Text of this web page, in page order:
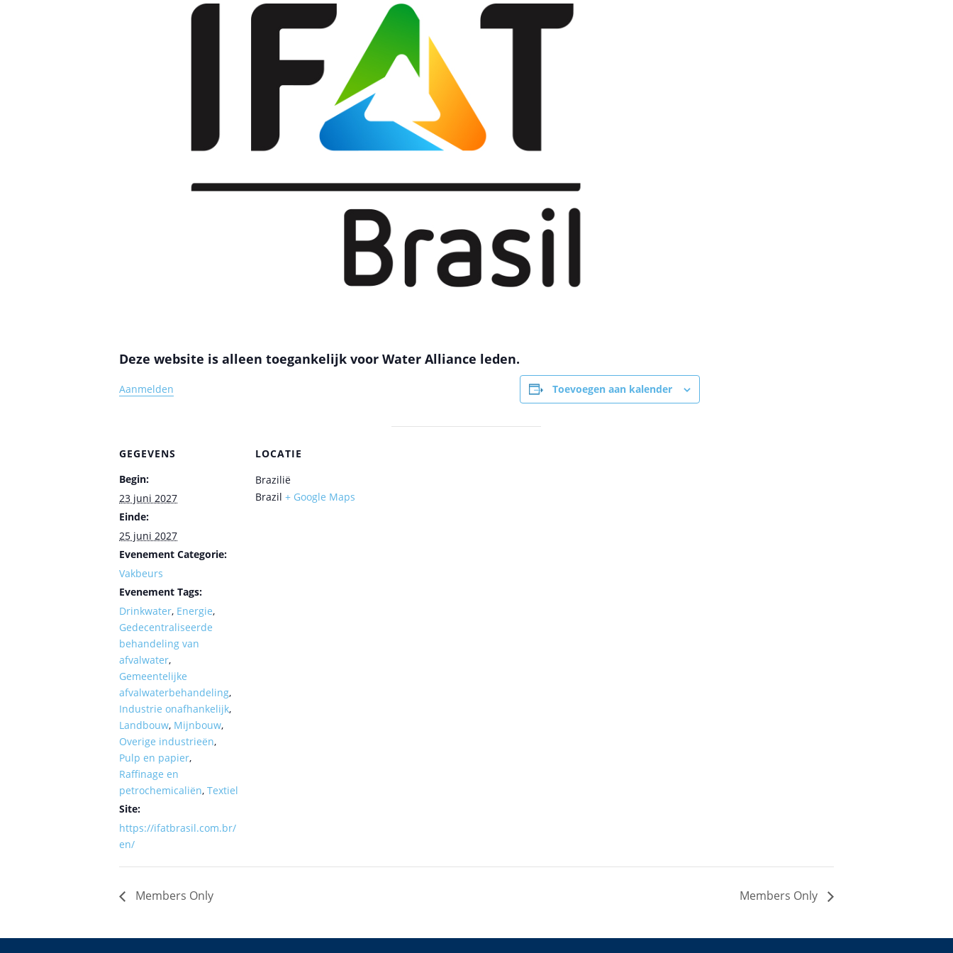
Deze website is alleen toegankelijk voor Water Alliance leden.
Aanmelden Toevoegen aan kalender
GEGEVENS
Begin:
23 juni 2027
Einde:
25 juni 2027
Evenement Categorie:
Vakbeurs
Evenement Tags:
Drinkwater, Energie,
Gedecentraliseerde
behandeling van
afvalwater,
Gemeentelijke
afvalwaterbehandeling,
Industrie onafhankelijk,
Landbouw, Mijnbouw,
Overige industrieën,
Pulp en papier,
Raffinage en
petrochemicaliën, Textiel
Site:
https://ifatbrasil.com.br/
en/
LOCATIE
Brazilië
Brazil + Google Maps
Members Only Members Only